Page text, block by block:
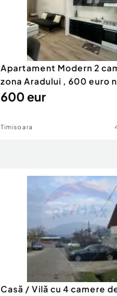
Apartament Modern 2
zona Aradului , 600 euro
600 eur
Timisoara
Casă / Vilă cu 4 camere